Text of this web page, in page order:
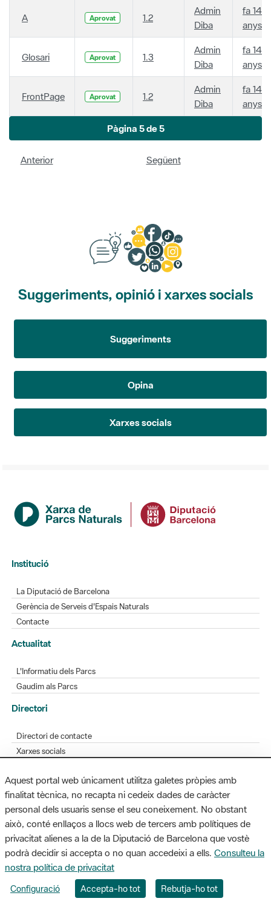
A Aprovat 1.2
Admin
Diba
fa 14
anys
Glosari Aprovat 1.3
Admin
Diba
fa 14
anys
FrontPage Aprovat 1.2
Admin
Diba
fa 14
anys
Pàgina 5 de 5
Anterior Següent
Suggeriments, opinió i xarxes socials
Suggeriments
Opina
Xarxes socials
Institució
La Diputació de Barcelona
Gerència de Serveis d'Espais Naturals
Contacte
Actualitat
L'Informatiu dels Parcs
Gaudim als Parcs
Directori
Directori de contacte
Xarxes socials
Bústia de suggeriments
Opineu sobre els parcs
MAPA WEB AVÍS LEGAL ACCESSIBILITAT
Diputació de Barcelona. Edifici Llacuna, 1a planta. Badajoz, 49. 08005
Barcelona. Tel. 934 022 428 / xarxaparcs@diba.cat
Aquest portal web únicament utilitza galetes pròpies amb
finalitat tècnica, no recapta ni cedeix dades de caràcter
personal dels usuaris sense el seu coneixement. No obstant
això, conté enllaços a llocs web de tercers amb polítiques de
privacitat alienes a la de la Diputació de Barcelona que vostè
podrà decidir si accepta o no quan accedeixi a ells. Consulteu la
nostra política de privacitat
Configuració Accepta-ho tot Rebutja-ho tot